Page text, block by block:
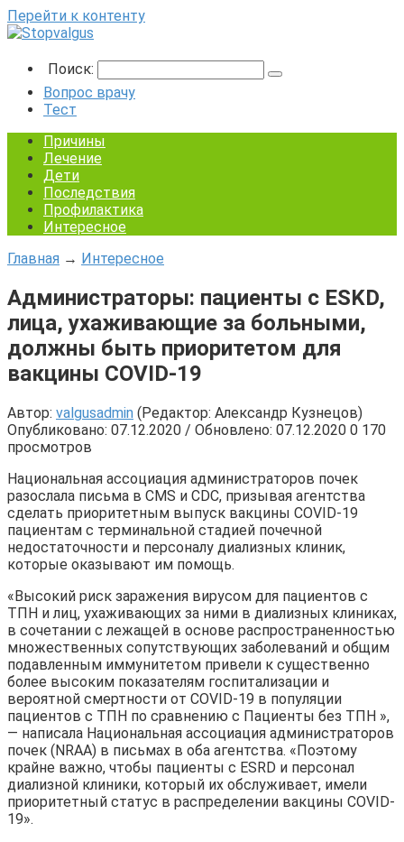
Перейти к контенту
Поиск:
Вопрос врачу
Тест
Причины
Лечение
Дети
Последствия
Профилактика
Интересное
Главная → Интересное
Администраторы: пациенты с ESKD,
лица, ухаживающие за больными,
должны быть приоритетом для
вакцины COVID-19
Автор: valgusadmin (Редактор: Александр Кузнецов)
Опубликовано: 07.12.2020 / Обновлено: 07.12.2020 0 170
просмотров
Национальная ассоциация администраторов почек
разослала письма в CMS и CDC, призывая агентства
сделать приоритетным выпуск вакцины COVID-19
пациентам с терминальной стадией почечной
недостаточности и персоналу диализных клиник,
которые оказывают им помощь.
«Высокий риск заражения вирусом для пациентов с
ТПН и лиц, ухаживающих за ними в диализных клиниках,
в сочетании с лежащей в основе распространенностью
множественных сопутствующих заболеваний и общим
подавленным иммунитетом привели к существенно
более высоким показателям госпитализации и
вероятной смертности от COVID-19 в популяции
пациентов с ТПН по сравнению с Пациенты без ТПН »,
— написала Национальная ассоциация администраторов
почек (NRAA) в письмах в оба агентства. «Поэтому
крайне важно, чтобы пациенты с ESRD и персонал
диализной клиники, который их обслуживает, имели
приоритетный статус в распределении вакцины COVID-
19».